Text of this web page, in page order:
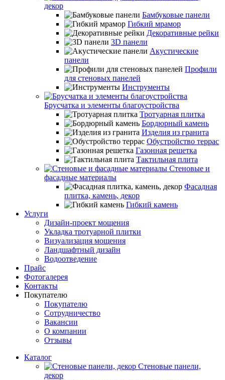
декор
Бамбуковые панели
Гибкий мрамор
Декоративные рейки
3D панели
Акустические
панели
Профили
для стеновых панелей
Инструменты
Брусчатка и элементы благоустройства
Тротуарная плитка
Бордюрный камень
Изделия из гранита
Обустройство террас
Газонная решетка
Тактильная плита
Стеновые и
фасадные материалы
Фасадная
плитка, камень, декор
Гибкий камень
Услуги
Дизайн-проект мощения
Укладка тротуарной плитки
Визуализация мощения
Ландшафтный дизайн
Водоотведение
Прайс
Фотогалерея
Контакты
Покупателю
Покупателю
Сотрудничество
Вакансии
О компании
Отзывы
Каталог
Стеновые панели,
декор